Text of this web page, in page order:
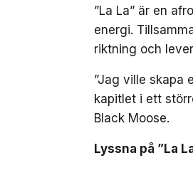
”La La” är en
energi.
riktning och
”Jag ville skapa
kapitlet i ett
Black Moose.
Lyssna på ”La